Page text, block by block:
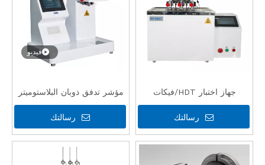
فيديو
مؤشر تدفق ذوبان البلاستوميتر
الرخيص عالي الدقة لـ PE
رسالتك
جهاز اختبار HDT/فيكات
رسالتك